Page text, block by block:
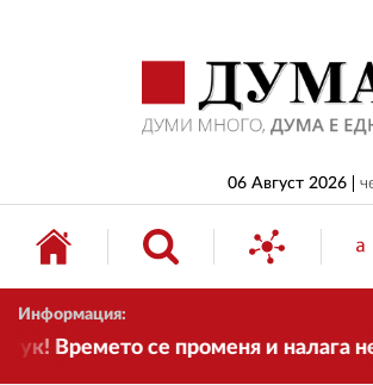
06 Август 2026
Информация:
Времето се променя и налага
БЪЛГАРИЯ
ИКОНОМИКА
ИЗБОРИ
СВЯТ